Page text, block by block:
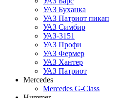
УАЗ Буханка
УАЗ Патриот пикап
УАЗ Симбир
УАЗ-3151
УАЗ Профи
УАЗ Фермер
УАЗ Хантер
УАЗ Патриот
Mercedes
Mercedes G-Class